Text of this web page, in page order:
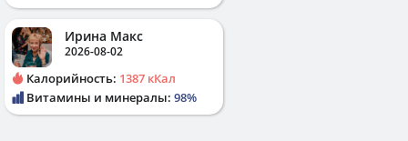
Ирина Макс
2026-08-02
Калорийность: 1387 кКал
Витамины и минералы: 98%